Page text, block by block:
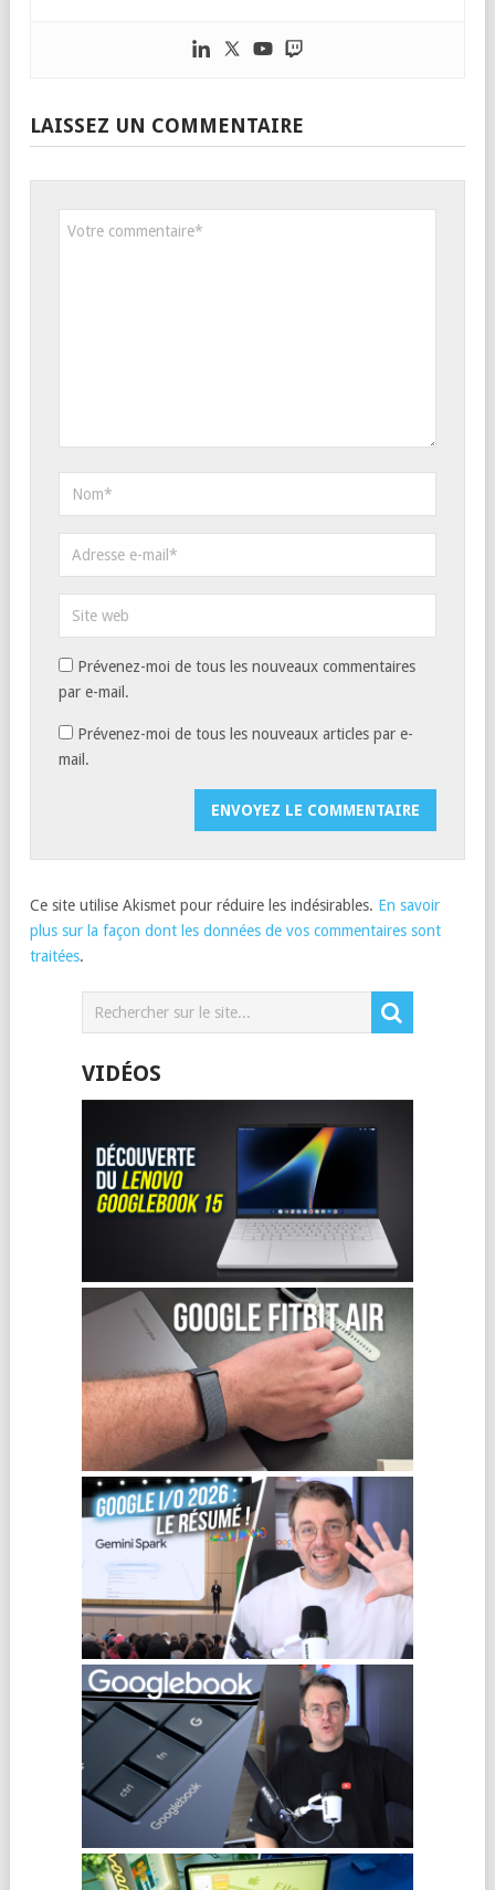
LAISSEZ UN COMMENTAIRE
Prévenez-moi de tous les nouveaux commentaires
par e-mail.
Prévenez-moi de tous les nouveaux articles par e-
mail.
Ce site utilise Akismet pour réduire les indésirables. En savoir
plus sur la façon dont les données de vos commentaires sont
traitées.
VIDÉOS